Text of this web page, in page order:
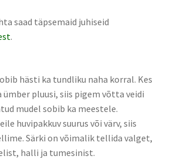
saad täpsemaid juhiseid
.
hästi ka tundliku naha korral. Kes
ümber pluusi, siis pigem võtta veidi
mudel sobib ka meestele.
huvipakkuv suurus või värv, siis
Särki on võimalik tellida valget,
halli ja tumesinist.